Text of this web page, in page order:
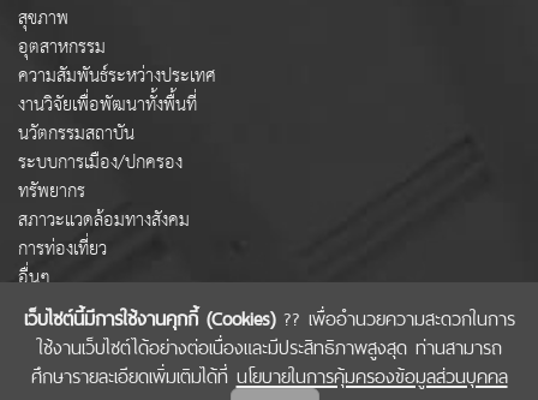
เว็บไซต์นี้มีการใช้งานคุกกี้ (Cookies)?? เพื่ออำนวยความสะดวกในการ
ใช้งานเว็บไซต์ได้อย่างต่อเนื่องและมีประสิทธิภาพสูงสุด ท่านสามารถ
ศึกษารายละเอียดเพิ่มเติมได้ที่ นโยบายในการคุ้มครองข้อมูลส่วนบุคคล
สุขภาพ
อุตสาหกรรม
ความสัมพันธ์ระหว่างประเทศ
งานวิจัยเพื่อพัฒนาทั้งพื้นที่
นวัตกรรมสถาบัน
ระบบการเมือง/ปกครอง
ทรัพยากร
สภาวะแวดล้อมทางสังคม
การท่องเที่ยว
อื่นๆ
COPYRIGHT © 2022 สำนักงานคณะกรรมการส่งเสริมวิทยาศาสตร์ วิจัยและนวัตกรรม
(สกสว.)